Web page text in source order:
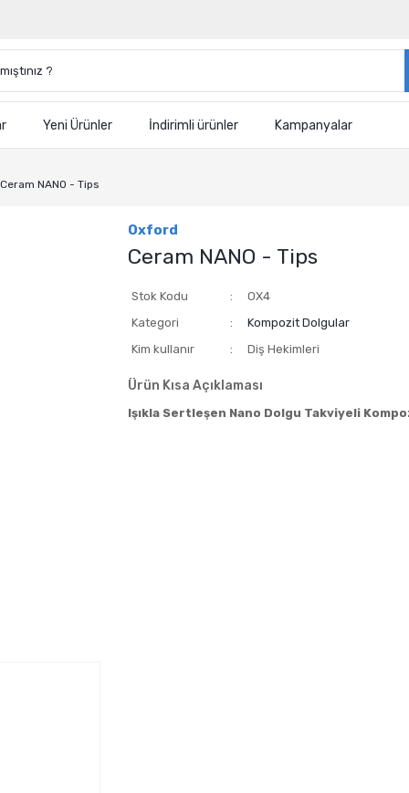
Yeni Ürünler İndirimli ürünler Kampanyalar
Ceram NANO - Tips
Oxford
Ceram NANO - Tips
Stok Kodu
OX4
Kategori
Kompozit Dolgular
Kim kullanır
Diş Hekimleri
Ürün Kısa Açıklaması
Işıkla Sertleşen Nano Dolgu Takviyeli